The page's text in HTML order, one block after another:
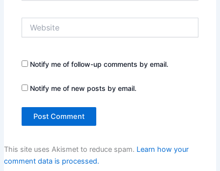
Notify me of follow-up comments by email.
Notify me of new posts by email.
This site uses Akismet to reduce spam. Learn how your
comment data is processed.